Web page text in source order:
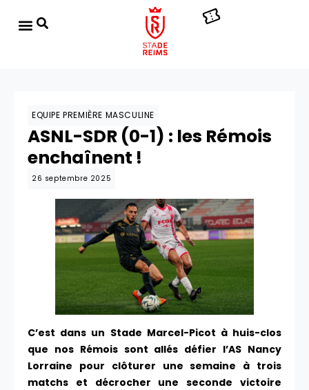
EQUIPE PREMIÈRE MASCULINE
ASNL-SDR (0-1) : les Rémois
enchaînent !
26 septembre 2025
C’est dans un Stade Marcel-Picot à huis-clos
que nos Rémois sont allés défier l’AS Nancy
Lorraine pour clôturer une semaine à trois
matchs et décrocher une seconde victoire